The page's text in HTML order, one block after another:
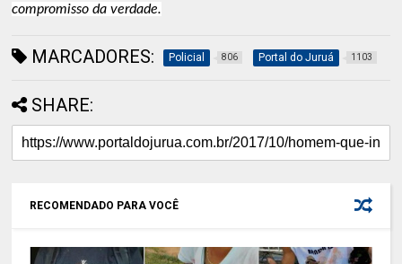
compromisso da verdade.
MARCADORES: Policial 806 Portal do Juruá 1103
SHARE:
RECOMENDADO PARA VOCÊ